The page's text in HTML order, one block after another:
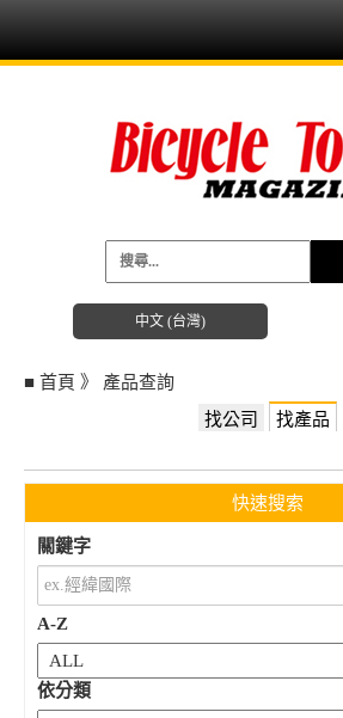
中文 (台灣)
■ 首頁 》
產品查詢
找公司
找產品
快速搜索
關鍵字
A-Z
依分類